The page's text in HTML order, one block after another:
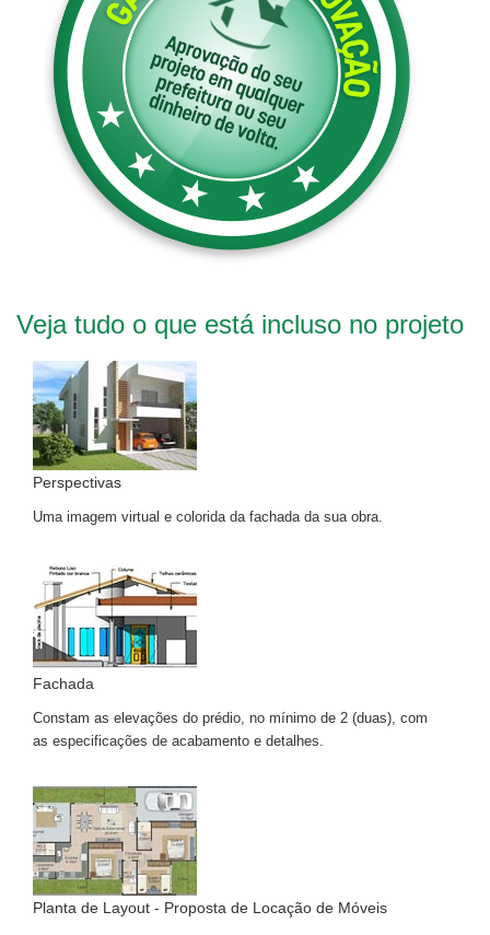
Veja tudo o que está incluso no projeto
Perspectivas
Uma imagem virtual e colorida da fachada da sua obra.
Fachada
Constam as elevações do prédio, no mínimo de 2 (duas), com
as especificações de acabamento e detalhes.
Planta de Layout - Proposta de Locação de Móveis